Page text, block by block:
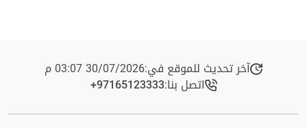
آخر تحديث للموقع في:30/07/2026 03:07 م
اتصل بنا:+97165123333​